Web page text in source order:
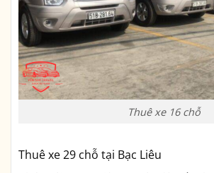
Thuê xe 16 chỗ
Thuê xe 29 chỗ tại Bạc Liêu